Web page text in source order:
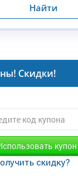
Найти
Скидки!
купон
скидку?